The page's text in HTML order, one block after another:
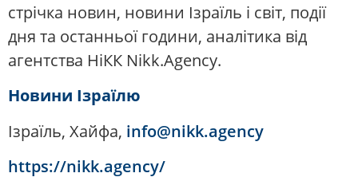
стрічка новин, новини Ізраїль і світ, події
дня та останньої години, аналітика від
агентства НіКК Nikk.Agency.
Новини Ізраїлю
Ізраїль, Хайфа, info@nikk.agency
https://nikk.agency/